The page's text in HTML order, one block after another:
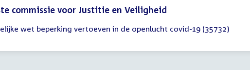
commissie voor Justitie en Veiligheid
wet beperking vertoeven in de openlucht covid-19 (35732)